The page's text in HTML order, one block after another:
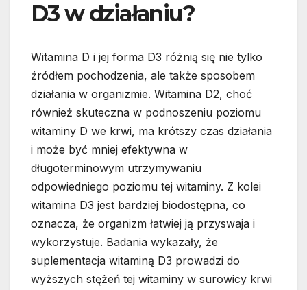
D3 w działaniu?
Witamina D i jej forma D3 różnią się nie tylko
źródłem pochodzenia, ale także sposobem
działania w organizmie. Witamina D2, choć
również skuteczna w podnoszeniu poziomu
witaminy D we krwi, ma krótszy czas działania
i może być mniej efektywna w
długoterminowym utrzymywaniu
odpowiedniego poziomu tej witaminy. Z kolei
witamina D3 jest bardziej biodostępna, co
oznacza, że organizm łatwiej ją przyswaja i
wykorzystuje. Badania wykazały, że
suplementacja witaminą D3 prowadzi do
wyższych stężeń tej witaminy w surowicy krwi